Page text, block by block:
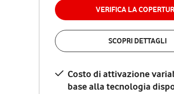
VERIFICA LA
SCOPRI DETTAGLI
Costo di attivazione
base alla tecnologia